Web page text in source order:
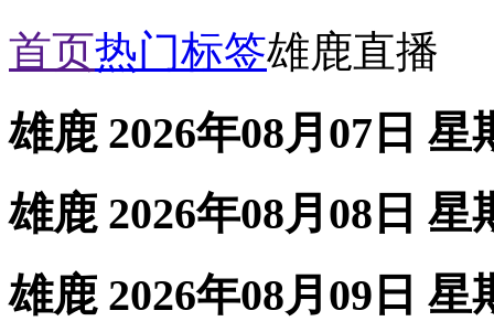
首页热门标签雄鹿直播
雄鹿 2026年08月07日 星
雄鹿 2026年08月08日 星
雄鹿 2026年08月09日 星